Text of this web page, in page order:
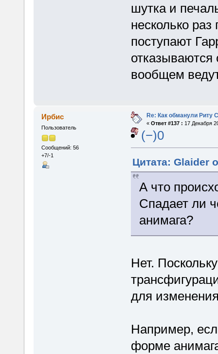
шутка и
несколько
поступают
отказываются
вообщем
Ирбис
Пользователь
Сообщений: 56
+7/-1
Re: Как обманули Риту
« Ответ #137 : 17 Декабря
(−)0
Цитата: Glaider
А что
Спадает ли
анимага?
Нет.
для
Например,
форме